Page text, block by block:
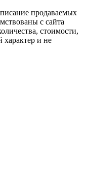
продаваемых
с сайта
стоимости,
и не